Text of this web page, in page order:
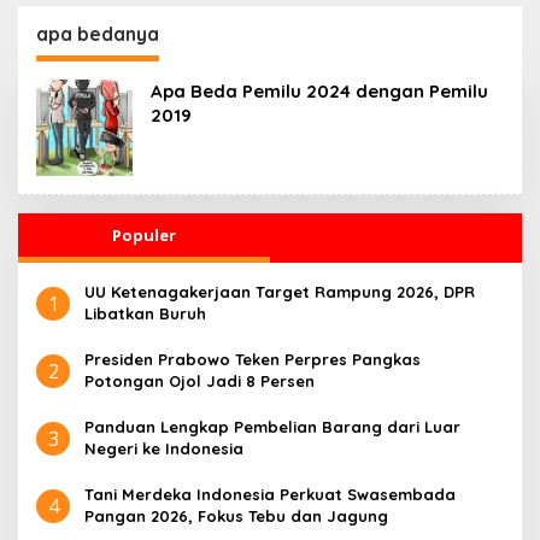
apa bedanya
Apa Beda Pemilu 2024 dengan Pemilu
2019
Populer
1
UU Ketenagakerjaan Target Rampung 2026, DPR
Libatkan Buruh
2
Presiden Prabowo Teken Perpres Pangkas
Potongan Ojol Jadi 8 Persen
3
Panduan Lengkap Pembelian Barang dari Luar
Negeri ke Indonesia
4
Tani Merdeka Indonesia Perkuat Swasembada
Pangan 2026, Fokus Tebu dan Jagung